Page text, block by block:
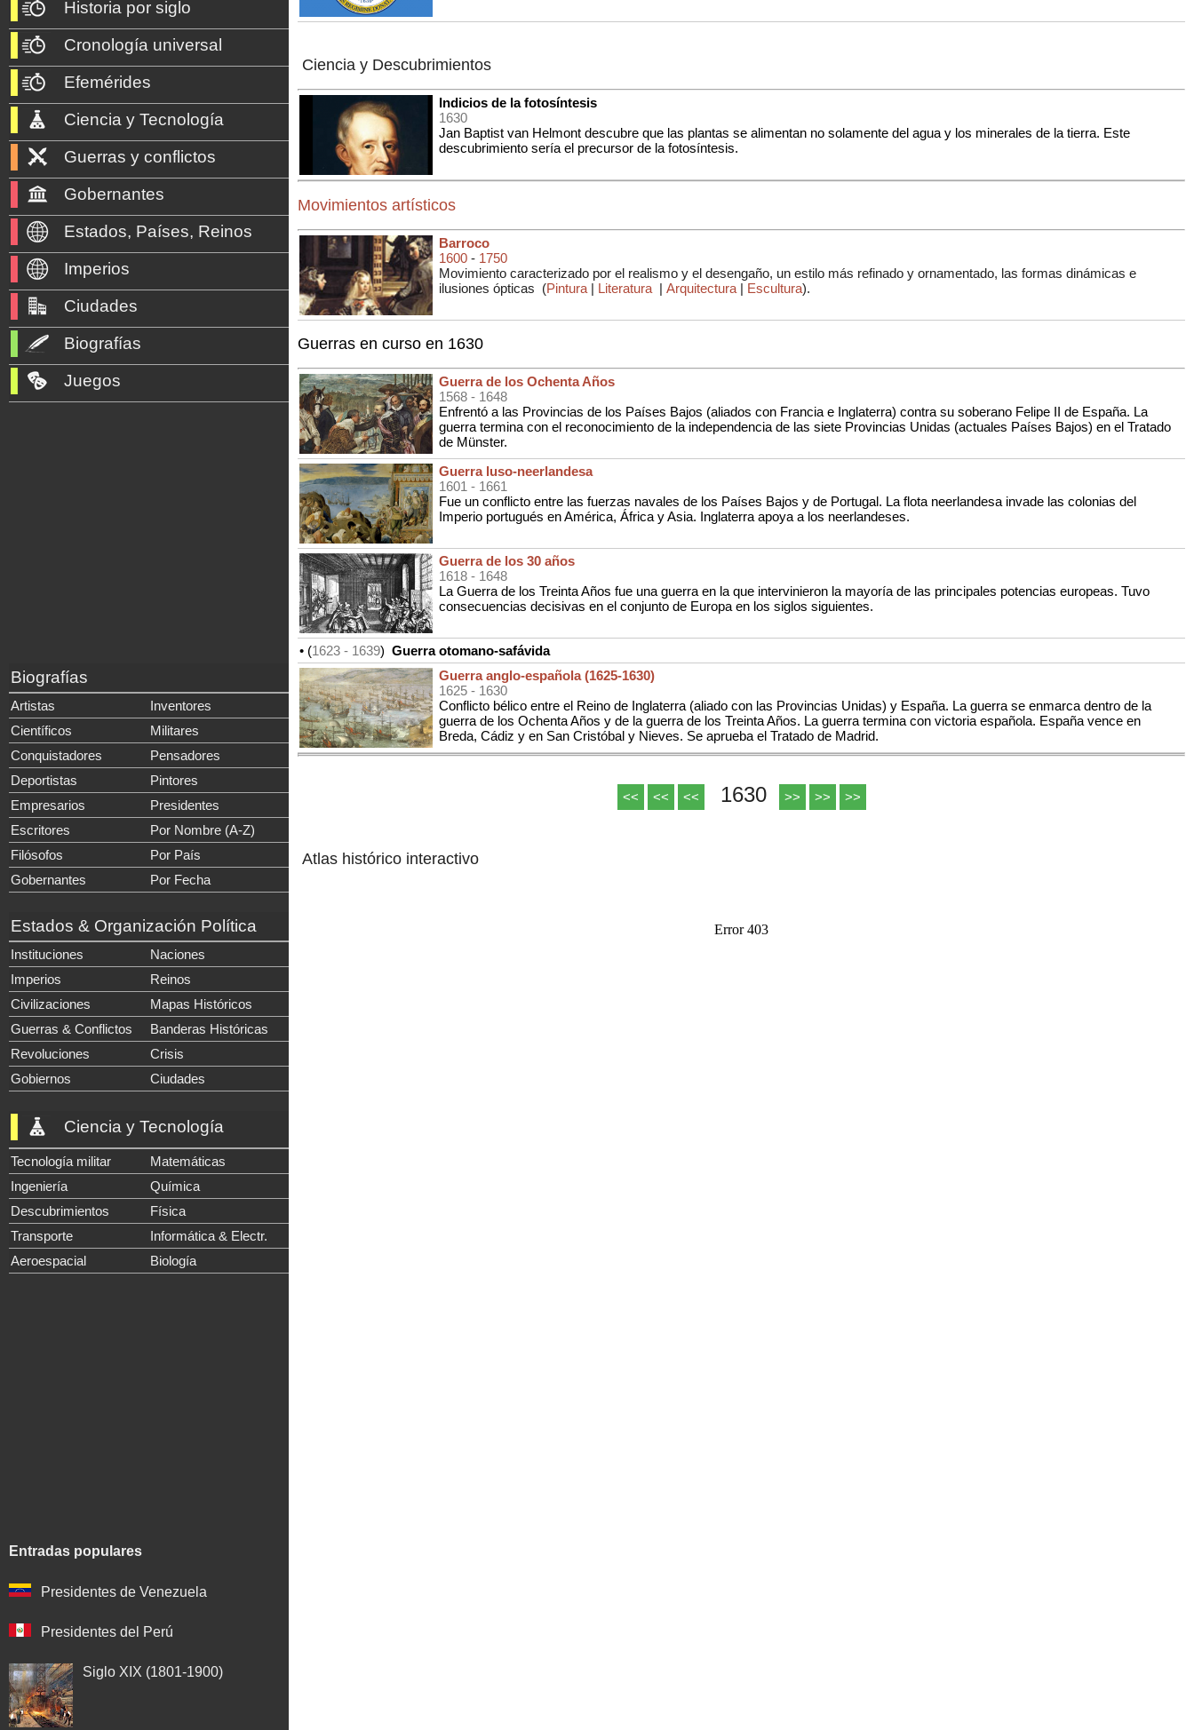
Ciencia y Descubrimientos
Indicios de la fotosíntesis
1630
Jan Baptist van Helmont descubre que las plantas se alimentan no solamente del agua y los minerales de la tierra. Este
descubrimiento sería el precursor de la fotosíntesis.
Movimientos artísticos
Barroco
1600 - 1750
Movimiento caracterizado por el realismo y el desengaño, un estilo más refinado y ornamentado, las formas dinámicas e
ilusiones ópticas (Pintura | Literatura | Arquitectura | Escultura).
Guerras en curso en 1630
Guerra de los Ochenta Años
1568 - 1648
Enfrentó a las Provincias de los Países Bajos (aliados con Francia e Inglaterra) contra su soberano Felipe II de España. La
guerra termina con el reconocimiento de la independencia de las siete Provincias Unidas (actuales Países Bajos) en el Tratado
de Münster.
Guerra luso-neerlandesa
1601 - 1661
Fue un conflicto entre las fuerzas navales de los Países Bajos y de Portugal. La flota neerlandesa invade las colonias del
Imperio portugués en América, África y Asia. Inglaterra apoya a los neerlandeses.
Guerra de los 30 años
1618 - 1648
La Guerra de los Treinta Años fue una guerra en la que intervinieron la mayoría de las principales potencias europeas. Tuvo
consecuencias decisivas en el conjunto de Europa en los siglos siguientes.
• (1623 - 1639) Guerra otomano-safávida
Guerra anglo-española (1625-1630)
1625 - 1630
Conflicto bélico entre el Reino de Inglaterra (aliado con las Provincias Unidas) y España. La guerra se enmarca dentro de la
guerra de los Ochenta Años y de la guerra de los Treinta Años. La guerra termina con victoria española. España vence en
Breda, Cádiz y en San Cristóbal y Nieves. Se aprueba el Tratado de Madrid.
<< << << 1630 >> >> >>
Atlas histórico interactivo
Historia por siglo
Cronología universal
Efemérides
Ciencia y Tecnología
Guerras y conflictos
Gobernantes
Estados, Países, Reinos
Imperios
Ciudades
Biografías
Juegos
Biografías
Artistas
Inventores
Científicos
Militares
Conquistadores
Pensadores
Deportistas
Pintores
Empresarios
Presidentes
Escritores
Por Nombre (A-Z)
Filósofos
Por País
Gobernantes
Por Fecha
Estados & Organización Política
Instituciones
Naciones
Imperios
Reinos
Civilizaciones
Mapas Históricos
Guerras & Conflictos
Banderas Históricas
Revoluciones
Crisis
Gobiernos
Ciudades
Ciencia y Tecnología
Tecnología militar
Matemáticas
Ingeniería
Química
Descubrimientos
Física
Transporte
Informática & Electr.
Aeroespacial
Biología
Entradas populares
Presidentes de Venezuela
Presidentes del Perú
Siglo XIX (1801-1900)